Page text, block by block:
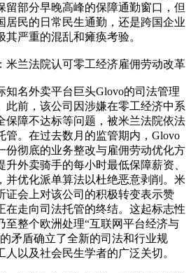
留部分早晚高峰的保障通勤窗口，但
居民的日常民生通勤，还是跨国企业
严重的混乱和瘫痪考验。
米兰法院认可零工经济雇佣劳动改革
知名外卖平台巨头Glovo的司法管理
此前，该公司因涉嫌在零工经济中系
保障不达标等问题，被米兰法院依法
管。在过去数月的监管期内，Glovo
份彻底的业务整改与雇佣劳动优化方
外卖骑手的每小时最低保障薪资、
并优化派单算法以杜绝恶意剥削。米
证会上对该公司的积极转变表示赞
在走向司法托管的终结。这起标志性
至整个欧洲处理“互联网平台经济与
矛盾确立了全新的司法和行业规
以及社会民生学者的广泛关切。